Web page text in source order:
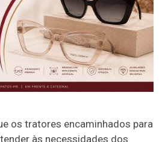
os tratores encaminhados para
às necessidades dos